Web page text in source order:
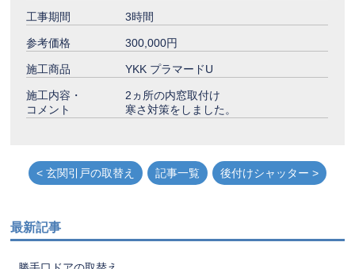
工事期間 3時間
参考価格 300,000円
施工商品 YKK プラマードU
施工内容・
コメント
2ヵ所の内窓取付け
寒さ対策をしました。
< 玄関引戸の取替え 記事一覧 後付けシャッター >
最新記事